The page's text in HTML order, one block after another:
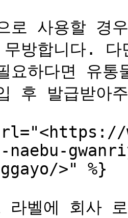
로 사용할 경
무방합니다.
요하다면 유
후 발급받아
naebu-
>" %}
라벨에 회사